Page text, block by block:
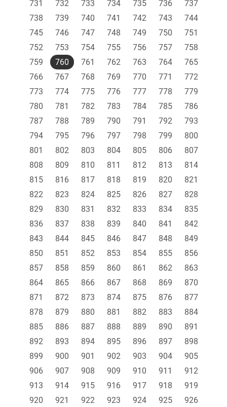
731
732 733 734 735 736
737
738
739 740 741 742 743
744
745
746 747 748 749 750
751
752
753 754 755 756 757
758
759
760 761 762 763 764
765
766
767 768 769 770 771
772
773
774 775 776 777 778
779
780
781 782 783 784 785
786
787
788 789 790 791 792
793
794
795 796 797 798 799
800
801
802 803 804 805 806
807
808
809 810 811 812 813
814
815
816 817 818 819 820
821
822
823 824 825 826 827
828
829
830 831 832 833 834
835
836
837 838 839 840 841
842
843
844 845 846 847 848
849
850
851 852 853 854 855
856
857
858 859 860 861 862
863
864
865 866 867 868 869
870
871
872 873 874 875 876
877
878
879 880 881 882 883
884
885
886 887 888 889 890
891
892
893 894 895 896 897
898
899
900 901 902 903 904
905
906
907 908 909 910 911
912
913
914 915 916 917 918
919
920
921 922 923 924 925
926